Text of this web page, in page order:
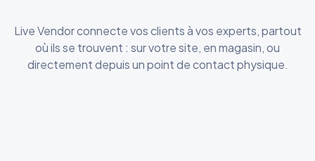
Live Vendor connecte vos clients à vos experts, partout
où ils se trouvent : sur votre site, en magasin, ou
directement depuis un point de contact physique.